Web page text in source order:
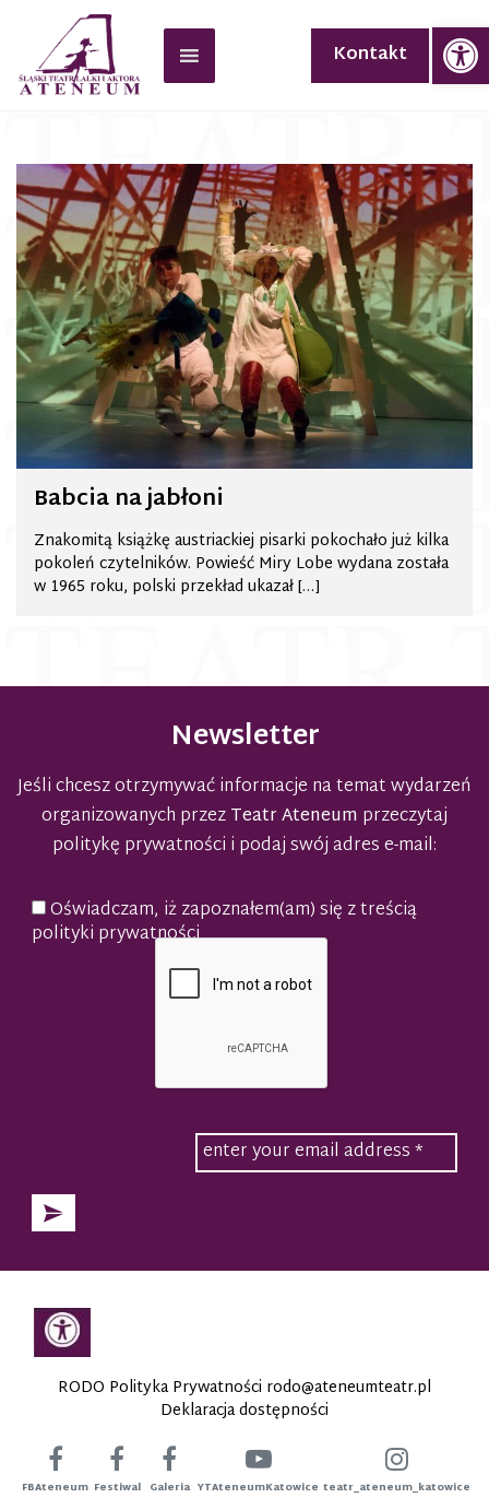
Kontakt
Babcia na jabłoni
Znakomitą książkę austriackiej pisarki pokochało już kilka
pokoleń czytelników. Powieść Miry Lobe wydana została
w 1965 roku, polski przekład ukazał […]
Newsletter
Jeśli chcesz otrzymywać informacje na temat wydarzeń
organizowanych przezTeatr Ateneum przeczytaj
politykę prywatności i podaj swój adres e-mail:
Oświadczam, iż zapoznałem(am) się z treścią
polityki prywatności
RODO Polityka Prywatności rodo@ateneumteatr.pl
Deklaracja dostępności
FBAteneum Festiwal Galeria YTAteneumKatowice teatr_ateneum_katowice